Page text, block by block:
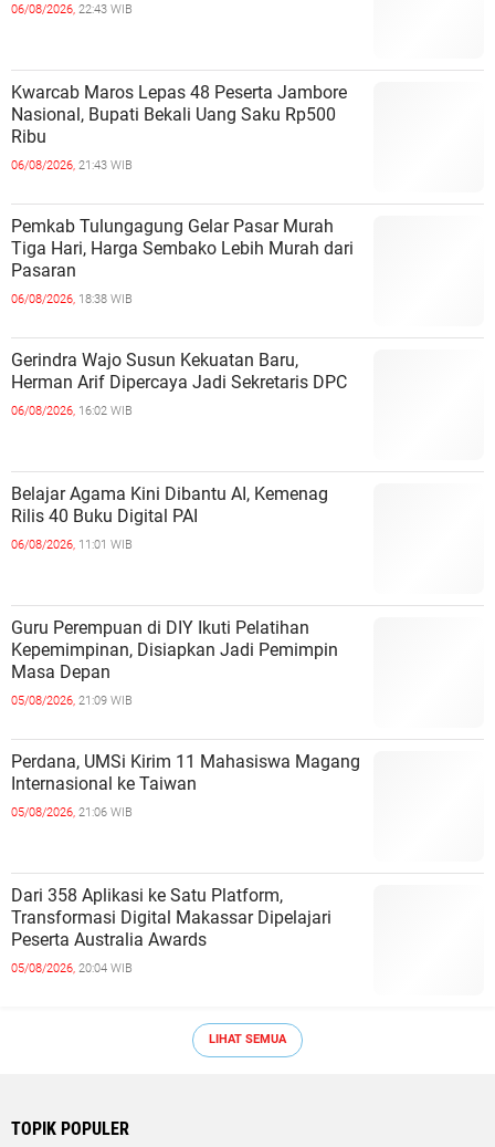
06/08/2026, 22:43 WIB
Kwarcab Maros Lepas 48 Peserta Jambore
Nasional, Bupati Bekali Uang Saku Rp500
Ribu
06/08/2026, 21:43 WIB
Pemkab Tulungagung Gelar Pasar Murah
Tiga Hari, Harga Sembako Lebih Murah dari
Pasaran
06/08/2026, 18:38 WIB
Gerindra Wajo Susun Kekuatan Baru,
Herman Arif Dipercaya Jadi Sekretaris DPC
06/08/2026, 16:02 WIB
Belajar Agama Kini Dibantu AI, Kemenag
Rilis 40 Buku Digital PAI
06/08/2026, 11:01 WIB
Guru Perempuan di DIY Ikuti Pelatihan
Kepemimpinan, Disiapkan Jadi Pemimpin
Masa Depan
05/08/2026, 21:09 WIB
Perdana, UMSi Kirim 11 Mahasiswa Magang
Internasional ke Taiwan
05/08/2026, 21:06 WIB
Dari 358 Aplikasi ke Satu Platform,
Transformasi Digital Makassar Dipelajari
Peserta Australia Awards
05/08/2026, 20:04 WIB
LIHAT SEMUA
TOPIK POPULER